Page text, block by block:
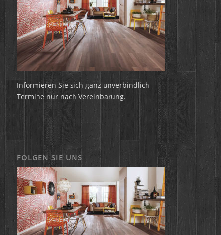
Informieren Sie sich ganz unverbindlich
Termine nur nach Vereinbarung.
FOLGEN SIE UNS